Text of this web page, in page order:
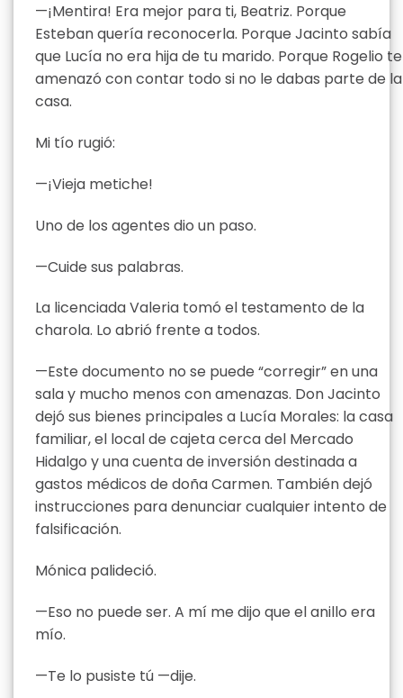
—¡Mentira! Era mejor para ti, Beatriz. Porque
Esteban quería reconocerla. Porque Jacinto sabía
que Lucía no era hija de tu marido. Porque Rogelio te
amenazó con contar todo si no le dabas parte de la
casa.
Mi tío rugió:
—¡Vieja metiche!
Uno de los agentes dio un paso.
—Cuide sus palabras.
La licenciada Valeria tomó el testamento de la
charola. Lo abrió frente a todos.
—Este documento no se puede “corregir” en una
sala y mucho menos con amenazas. Don Jacinto
dejó sus bienes principales a Lucía Morales: la casa
familiar, el local de cajeta cerca del Mercado
Hidalgo y una cuenta de inversión destinada a
gastos médicos de doña Carmen. También dejó
instrucciones para denunciar cualquier intento de
falsificación.
Mónica palideció.
—Eso no puede ser. A mí me dijo que el anillo era
mío.
—Te lo pusiste tú —dije.